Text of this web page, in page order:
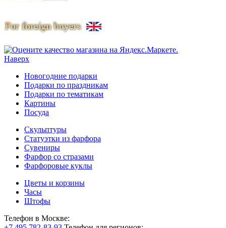
Наверх
Новогодние подарки
Подарки по праздникам
Подарки по тематикам
Картины
Посуда
Скульптуры
Статуэтки из фарфора
Сувениры
Фарфор со стразами
Фарфоровые куклы
Цветы и корзины
Часы
Штофы
Телефон в Москве: